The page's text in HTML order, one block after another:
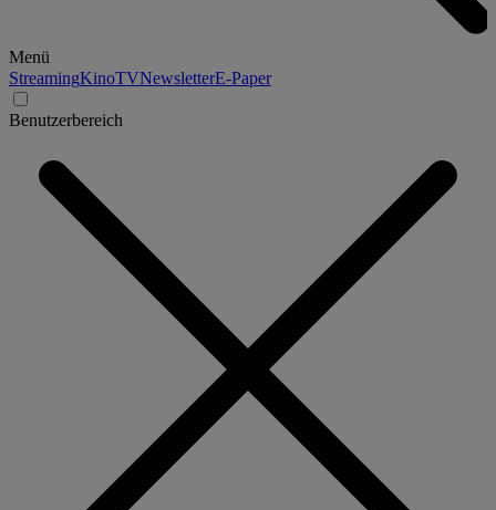
Menü
StreamingKinoTVNewsletterE-Paper
Benutzerbereich